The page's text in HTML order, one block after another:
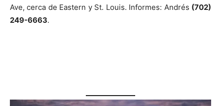
Ave, cerca de Eastern y St. Louis. Informes: Andrés (702)
249-6663.